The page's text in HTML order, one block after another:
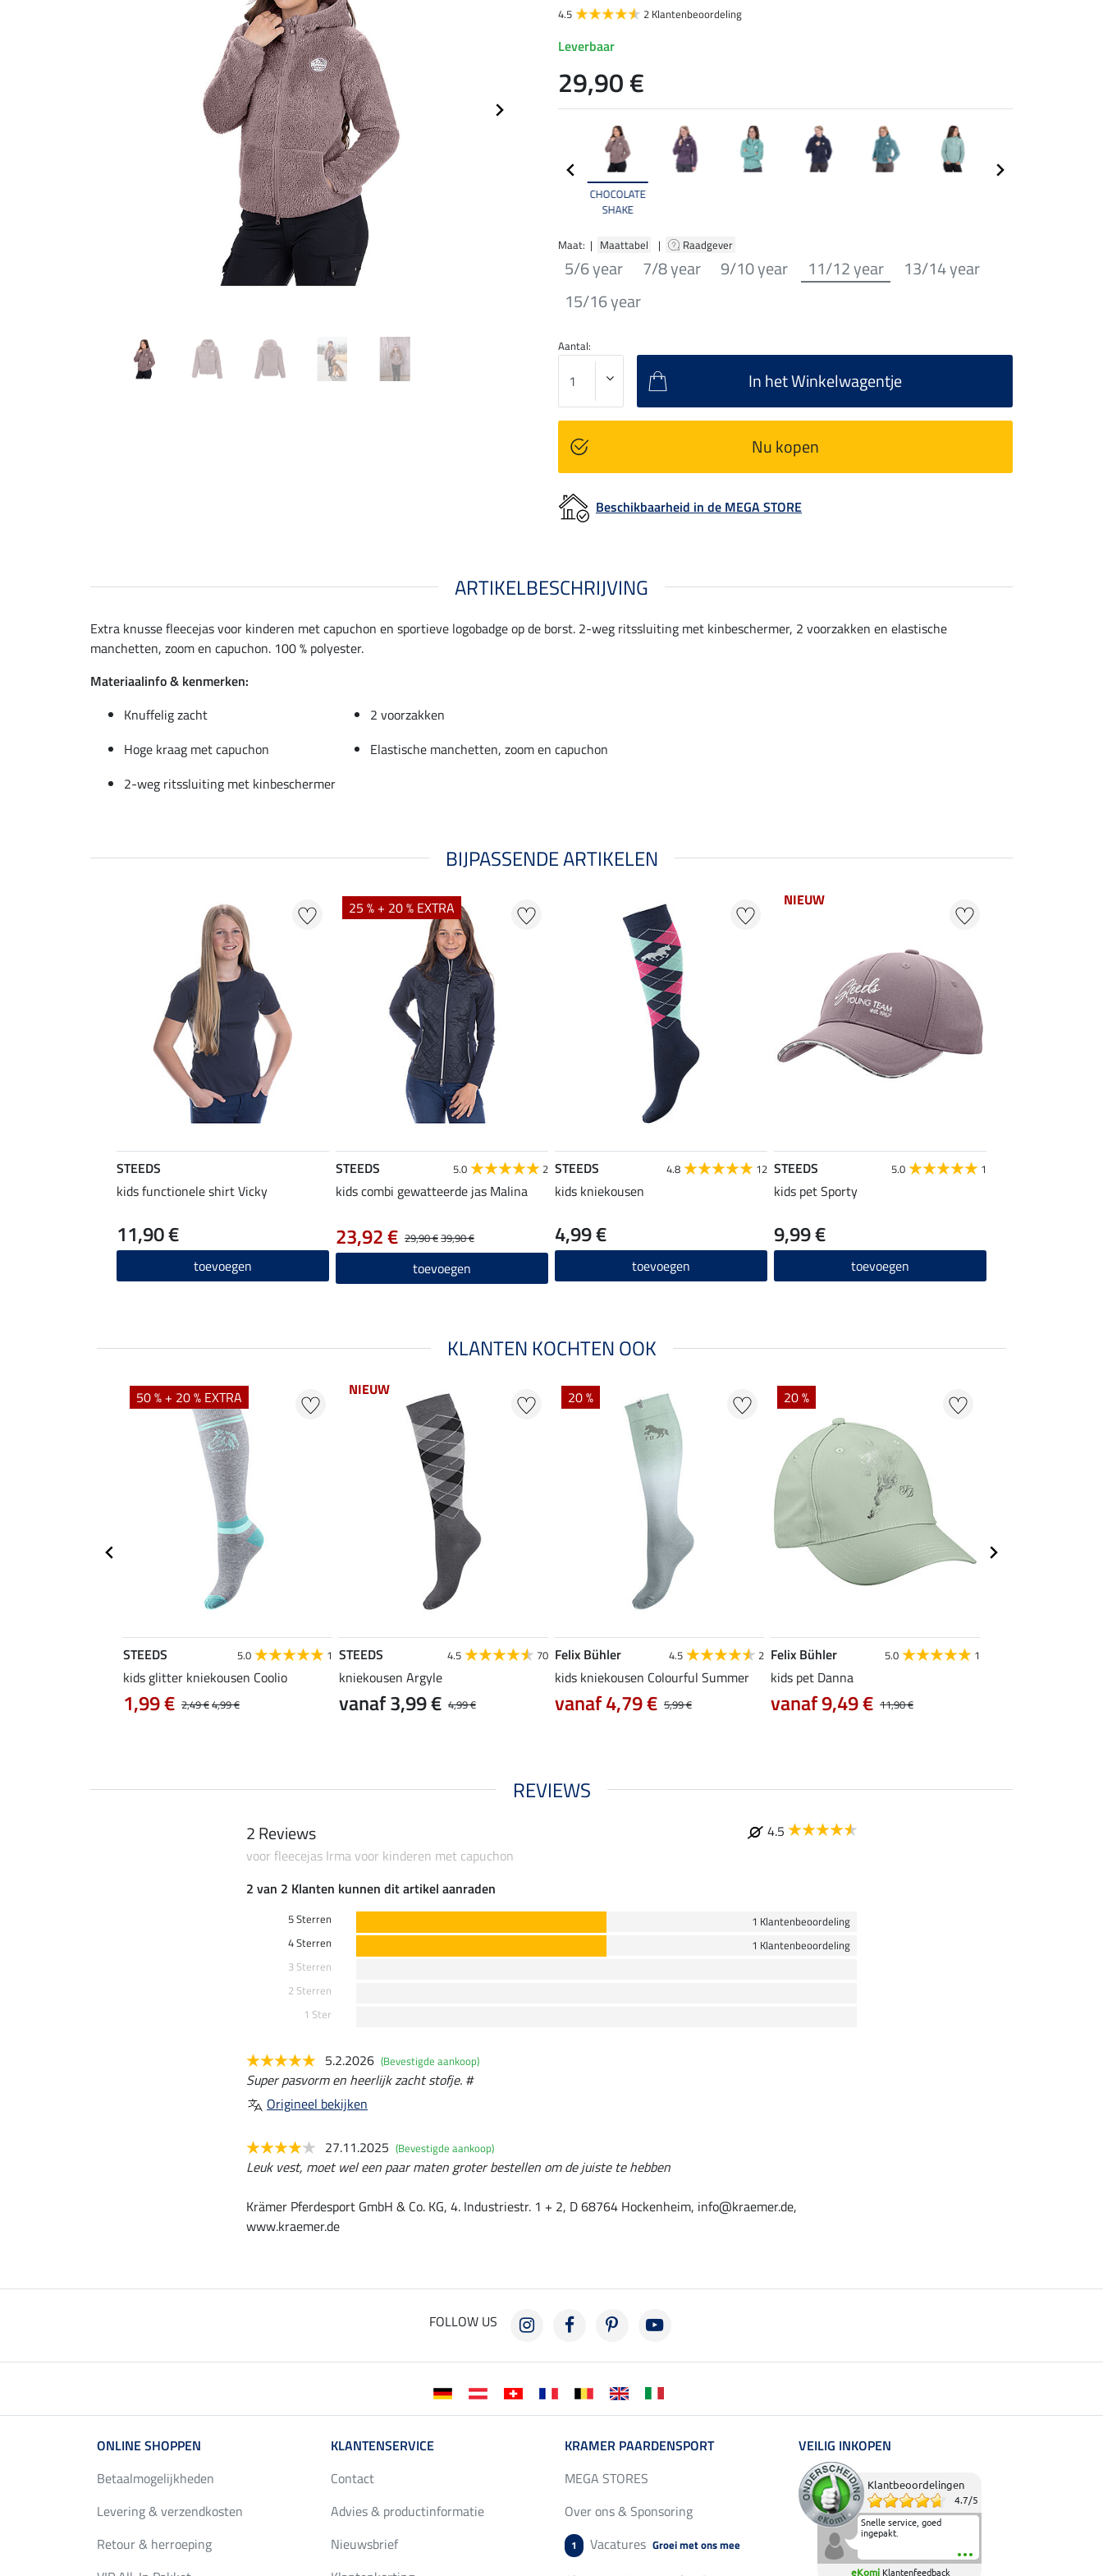
CHOCOLATE
SHAKE
Maat: | Maattabel | Raadgever
5/6 year 7/8 year 9/10 year 11/12 year
13/14 year
15/16 year
4.5
2 Klantenbeoordeling
Leverbaar
29,90 €
Aantal:
In het Winkelwagentje
Nu kopen
Beschikbaarheid in de MEGA STORE
ARTIKELBESCHRIJVING
Extra knusse fleecejas voor kinderen met capuchon en sportieve logobadge op de borst. 2-weg ritssluiting met kinbeschermer, 2 voorzakken en elastische
manchetten, zoom en capuchon. 100 % polyester.
Materiaalinfo & kenmerken:
Knuffelig zacht
2 voorzakken
Hoge kraag met capuchon
Elastische manchetten, zoom en capuchon
2-weg ritssluiting met kinbeschermer
BIJPASSENDE ARTIKELEN
STEEDS
kids functionele shirt Vicky
11,90 €
toevoegen
25 % + 20 % EXTRA
STEEDS 5.0 2
kids combi gewatteerde jas Malina
29,90 €39,90 €
23,92 €
toevoegen
STEEDS 4.8 12
kids kniekousen
4,99 €
toevoegen
NIEUW
STEEDS 5.0 1
kids pet Sporty
9,99 €
toevoegen
KLANTEN KOCHTEN OOK
50 % + 20 % EXTRA
STEEDS 5.0 1
kids glitter kniekousen Coolio
2,49 €4,99 €
1,99 €
NIEUW
STEEDS 4.5 70
kniekousen Argyle
4,99 €
vanaf 3,99 €
20 %
Felix Bühler 4.5 2
kids kniekousen Colourful Summer
5,99 €
vanaf 4,79 €
20 %
Felix Bühler 5.0 1
kids pet Danna
11,90 €
vanaf 9,49 €
REVIEWS
2 Reviews
4.5
voor fleecejas Irma voor kinderen met capuchon
2 van 2 Klanten kunnen dit artikel aanraden
5 Sterren
1 Klantenbeoordeling
4 Sterren
1 Klantenbeoordeling
3 Sterren
2 Sterren
1 Ster
5.2.2026 (Bevestigde aankoop)
Super pasvorm en heerlijk zacht stofje. #
Origineel bekijken
27.11.2025 (Bevestigde aankoop)
Leuk vest, moet wel een paar maten groter bestellen om de juiste te hebben
Krämer Pferdesport GmbH & Co. KG, 4. Industriestr. 1 + 2, D 68764 Hockenheim, info@kraemer.de,
www.kraemer.de
FOLLOW US
ONLINE SHOPPEN
Betaalmogelijkheden
Levering & verzendkosten
Retour & herroeping
KLANTENSERVICE
Contact
Advies & productinformatie
Nieuwsbrief
KRAMER PAARDENSPORT
MEGA STORES
Over ons & Sponsoring
1 Vacatures Groei met ons mee
VEILIG INKOPEN
Klantbeoordelingen
4.7/5
Snelle service, goed
ingepakt.
eKomi Klantenfeedback